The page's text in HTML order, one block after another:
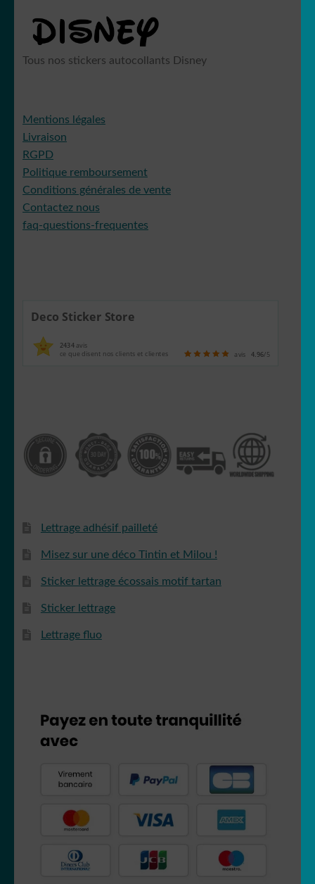
ancien
Tous nos stickers autocollants Disney
Mentions légales
Livraison
RGPD
Politique remboursement
Conditions générales de vente
Contactez nous
faq-questions-frequentes
Deco Sticker Store
2434avis
ce que disent nos clients et clientes avis 4.96/5
Lettrage adhésif pailleté
Misez sur une déco Tintin et Milou !
Sticker lettrage écossais motif tartan
Sticker lettrage
Lettrage fluo